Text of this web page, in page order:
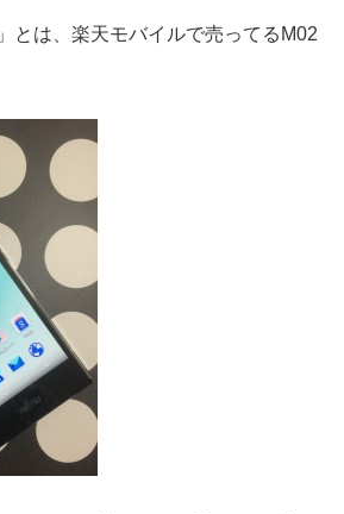
とは、楽天モバイルで売ってるM02